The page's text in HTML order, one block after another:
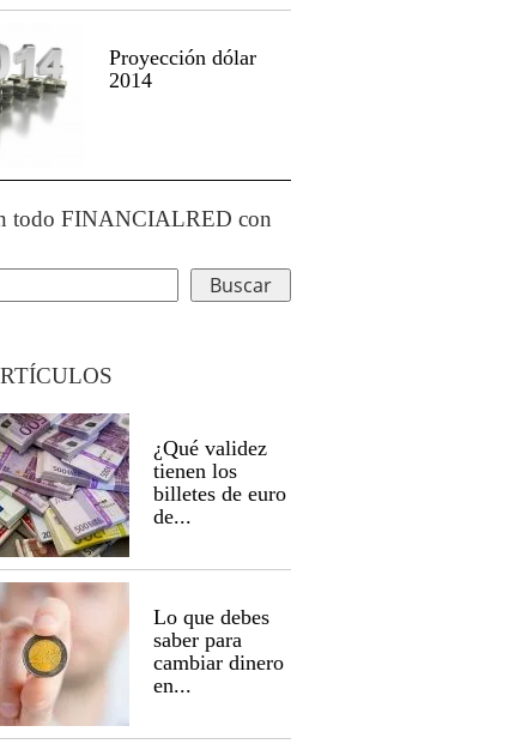
Proyección dólar
2014
todo FINANCIALRED con
¿Qué validez
tienen los
billetes de euro
de...
Lo que debes
saber para
cambiar dinero
en...